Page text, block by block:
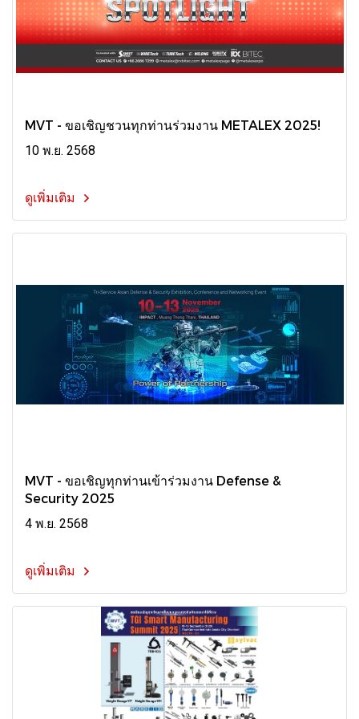
MVT - ขอเชิญชวนทุกท่านร่วมงาน METALEX 2025!
10 พ.ย. 2568
ดูเพิ่มเติม
MVT - ขอเชิญทุกท่านเข้าร่วมงาน Defense &
Security 2025
4 พ.ย. 2568
ดูเพิ่มเติม